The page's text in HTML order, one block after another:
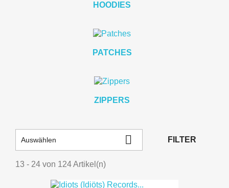
HOODIES
PATCHES
ZIPPERS
Auswählen  FILTER
13 - 24 von 124 Artikel(n)